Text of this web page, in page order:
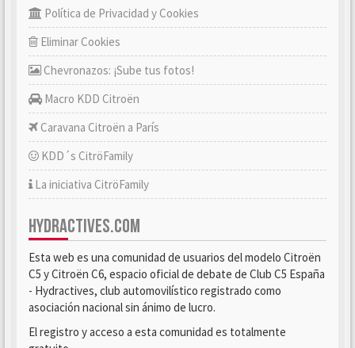
Política de Privacidad y Cookies
Eliminar Cookies
Chevronazos: ¡Sube tus fotos!
Macro KDD Citroën
Caravana Citroën a París
KDD´s CitröFamily
La iniciativa CitröFamily
HYDRACTIVES.COM
Esta web es una comunidad de usuarios del modelo Citroën
C5 y Citroën C6, espacio oficial de debate de Club C5 España
- Hydractives, club automovilístico registrado como
asociación nacional sin ánimo de lucro.
El registro y acceso a esta comunidad es totalmente